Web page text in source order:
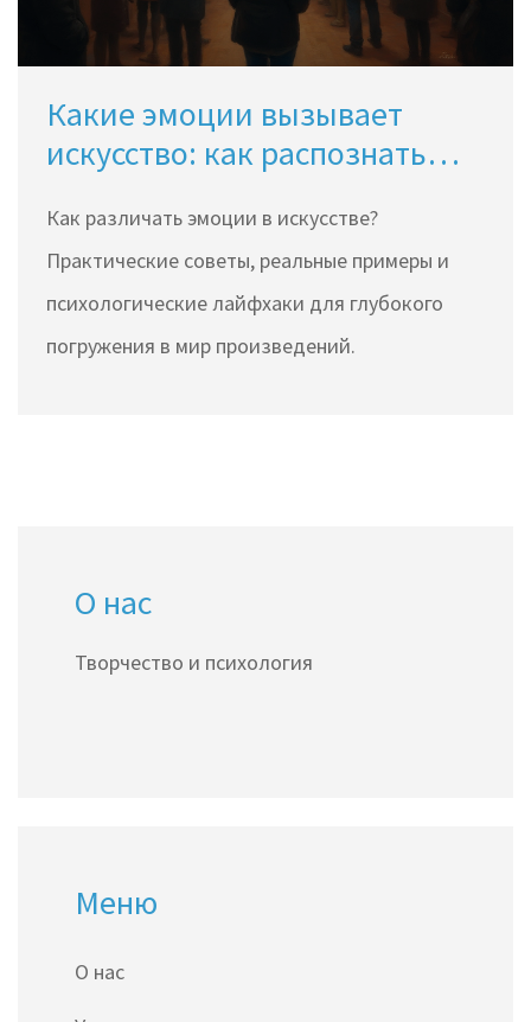
Какие эмоции вызывает
искусство: как распознать
Как различать эмоции в искусстве?
Практические советы, реальные примеры и
психологические лайфхаки для глубокого
погружения в мир произведений.
О нас
Творчество и психология
Меню
О нас